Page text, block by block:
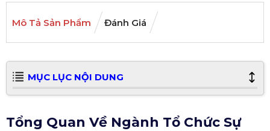
Mô Tả Sản Phẩm Đánh Giá
MỤC LỤC NỘI DUNG
Tổng Quan Về Ngành Tổ Chức Sự